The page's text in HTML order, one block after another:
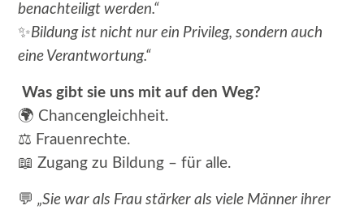
benachteiligt werden.“
✨Bildung ist nicht nur ein Privileg, sondern auch
eine Verantwortung.“
Was gibt sie uns mit auf den Weg?
🌍 Chancengleichheit.
⚖️ Frauenrechte.
📖 Zugang zu Bildung – für alle.
💬 „Sie war als Frau stärker als viele Männer ihrer